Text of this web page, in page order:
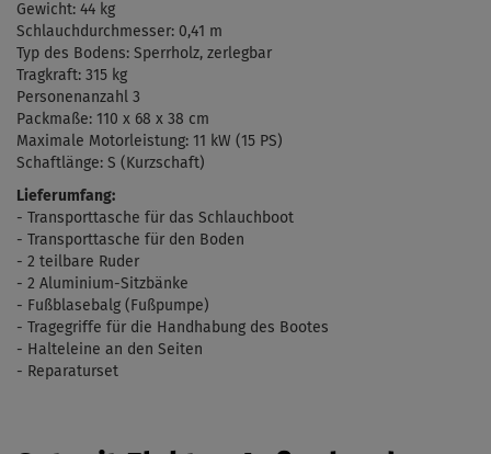
Gewicht: 44 kg
Schlauchdurchmesser: 0,41 m
Typ des Bodens: Sperrholz, zerlegbar
Tragkraft: 315 kg
Personenanzahl 3
Packmaße: 110 x 68 x 38 cm
Maximale Motorleistung: 11 kW (15 PS)
Schaftlänge: S (Kurzschaft)
Lieferumfang:
- Transporttasche für das Schlauchboot
- Transporttasche für den Boden
- 2 teilbare Ruder
- 2 Aluminium-Sitzbänke
- Fu ßblasebalg ( Fußpumpe)
- Tragegriffe für die Handhabung des Bootes
- Halteleine an den Seiten
- Reparaturset